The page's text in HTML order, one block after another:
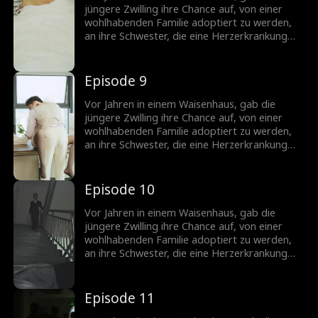
Leben im Haus ihrer Schwiegereltern,
betrogen und schließlich bis zum Tod
geschädigt. Die ältere Schwester schwört,
jüngere Zwilling ihre Chance auf, von einer
wohlhabenden Familie adoptiert zu werden,
an ihre Schwester, die eine Herzerkrankung
spart keine Kosten, um nach ihrer Schwester
zu suchen. In der Zwischenzeit leidet die
jüngere Schwester unter einem schwierigen
Leben im Haus ihrer Schwiegereltern,
betrogen und schließlich bis zum Tod
geschädigt. Die ältere Schwester schwört,
Episode 9
Vor Jahren in einem Waisenhaus, gab die
jüngere Zwilling ihre Chance auf, von einer
wohlhabenden Familie adoptiert zu werden,
an ihre Schwester, die eine Herzerkrankung
spart keine Kosten, um nach ihrer Schwester
zu suchen. In der Zwischenzeit leidet die
jüngere Schwester unter einem schwierigen
Leben im Haus ihrer Schwiegereltern,
betrogen und schließlich bis zum Tod
geschädigt. Die ältere Schwester schwört,
Episode 10
Vor Jahren in einem Waisenhaus, gab die
jüngere Zwilling ihre Chance auf, von einer
wohlhabenden Familie adoptiert zu werden,
an ihre Schwester, die eine Herzerkrankung
spart keine Kosten, um nach ihrer Schwester
zu suchen. In der Zwischenzeit leidet die
Episode 11